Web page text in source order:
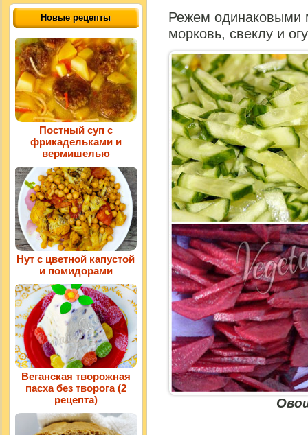
Режем одинаковыми
морковь, свеклу и
Новые рецепты
Постный суп с
фрикадельками и
вермишелью
Нут с цветной капустой
и помидорами
Веганская творожная
пасха без творога (2
рецепта)